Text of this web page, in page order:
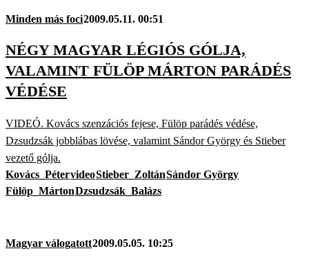
Minden más foci2009.05.11. 00:51
NÉGY MAGYAR LÉGIÓS GÓLJA,
VALAMINT FÜLÖP MÁRTON PARÁDÉS
VÉDÉSE
VIDEÓ. Kovács szenzációs fejese, Fülöp parádés védése,
Dzsudzsák jobblábas lövése, valamint Sándor György és Stieber
vezető gólja.
Kovács_PétervideoStieber_ZoltánSándor György
Fülöp_MártonDzsudzsák_Balázs
Magyar válogatott2009.05.05. 10:25